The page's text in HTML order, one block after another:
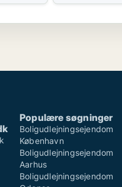
Populære søgninger
Boligudlejningsejendom
København
Boligudlejningsejendom
Aarhus
Boligudlejningsejendom